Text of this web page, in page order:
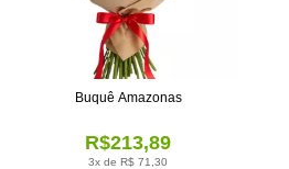
3x de R$ 71,30
R$213,89
Buquê Amazonas